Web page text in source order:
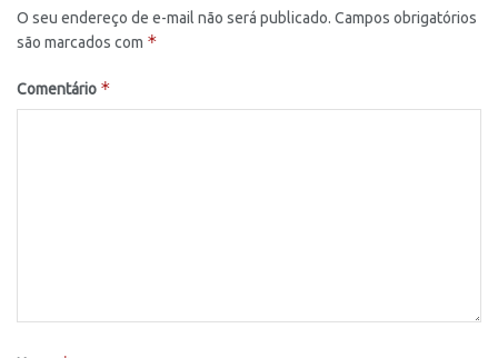
O seu endereço de e-mail não será publicado. Campos obrigatórios
são marcados com *
Comentário *